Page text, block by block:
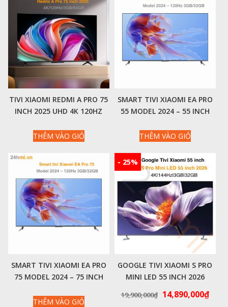
TIVI XIAOMI REDMI A PRO 75
INCH 2025 UHD 4K 120HZ
THÊM VÀO GIỎ
SMART TIVI XIAOMI EA PRO
55 MODEL 2024 – 55 INCH
THÊM VÀO GIỎ
SMART TIVI XIAOMI EA PRO
75 MODEL 2024 – 75 INCH
THÊM VÀO GIỎ
- 25%
GOOGLE TIVI XIAOMI S PRO
MINI LED 55 INCH 2026
CHÍNH HÃNG QUỐC TẾ
19,900,000₫ Giá
14,890,000₫Giá